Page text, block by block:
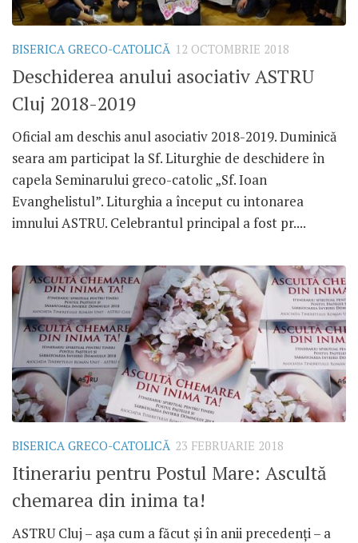
BISERICA GRECO-CATOLICĂ 12 OCTOMBRIE 2018
Deschiderea anului asociativ ASTRU
Cluj 2018-2019
Oficial am deschis anul asociativ 2018-2019. Duminică
seara am participat la Sf. Liturghie de deschidere în
capela Seminarului greco-catolic „Sf. Ioan
Evanghelistul”. Liturghia a început cu intonarea
imnului ASTRU. Celebrantul principal a fost pr....
BISERICA GRECO-CATOLICĂ 23 FEBRUARIE 2018
Itinerariu pentru Postul Mare: Ascultă
chemarea din inima ta!
ASTRU Cluj – așa cum a făcut și în anii precedenți – a